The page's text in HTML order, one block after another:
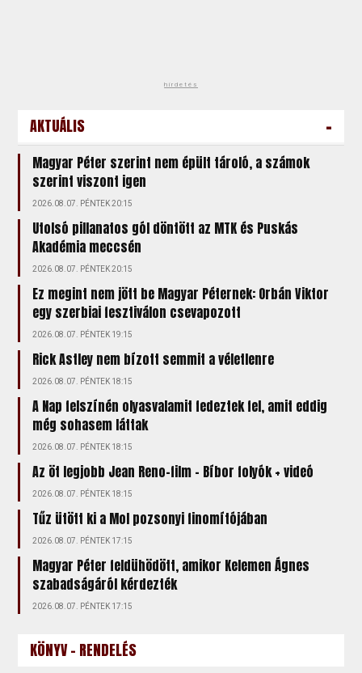
hirdetés
AKTUÁLIS -
Magyar Péter szerint nem épült tároló, a számok
szerint viszont igen
2026.08.07. PÉNTEK 20:15
Utolsó pillanatos gól döntött az MTK és Puskás
Akadémia meccsén
2026.08.07. PÉNTEK 20:15
Ez megint nem jött be Magyar Péternek: Orbán Viktor
egy szerbiai fesztiválon csevapozott
2026.08.07. PÉNTEK 19:15
Rick Astley nem bízott semmit a véletlenre
2026.08.07. PÉNTEK 18:15
A Nap felszínén olyasvalamit fedeztek fel, amit eddig
még sohasem láttak
2026.08.07. PÉNTEK 18:15
Az öt legjobb Jean Reno-film – Bíbor folyók + videó
2026.08.07. PÉNTEK 18:15
Tűz ütött ki a Mol pozsonyi finomítójában
2026.08.07. PÉNTEK 17:15
Magyar Péter feldühödött, amikor Kelemen Ágnes
szabadságáról kérdezték
2026.08.07. PÉNTEK 17:15
KÖNYV - RENDELÉS